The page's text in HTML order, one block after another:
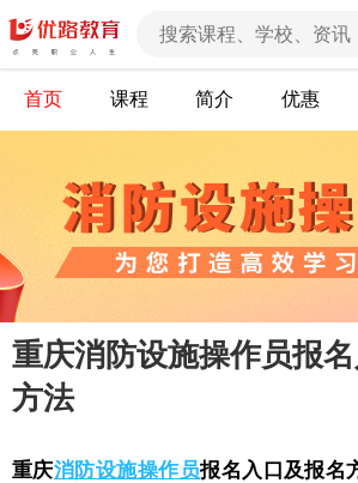
首页 课程 简介 优惠
重庆消防设施操作员报
方法
重庆消防设施操作员报名入口及报名